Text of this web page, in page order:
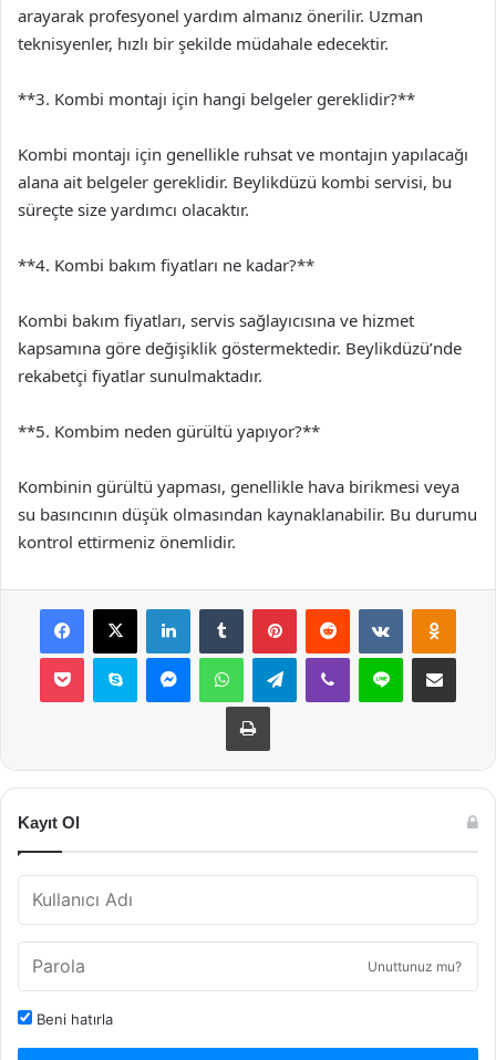
arayarak profesyonel yardım almanız önerilir. Uzman
teknisyenler, hızlı bir şekilde müdahale edecektir.
**3. Kombi montajı için hangi belgeler gereklidir?**
Kombi montajı için genellikle ruhsat ve montajın yapılacağı
alana ait belgeler gereklidir. Beylikdüzü kombi servisi, bu
süreçte size yardımcı olacaktır.
**4. Kombi bakım fiyatları ne kadar?**
Kombi bakım fiyatları, servis sağlayıcısına ve hizmet
kapsamına göre değişiklik göstermektedir. Beylikdüzü’nde
rekabetçi fiyatlar sunulmaktadır.
**5. Kombim neden gürültü yapıyor?**
Kombinin gürültü yapması, genellikle hava birikmesi veya
su basıncının düşük olmasından kaynaklanabilir. Bu durumu
kontrol ettirmeniz önemlidir.
Facebook
X LinkedInTumblr PinterestReddit VKontakte
Pocket Skype MessengerWhatsAppTelegramViber Line E-Posta ile
Yazdır
Kayıt Ol
Unuttunuz mu?
Beni hatırla